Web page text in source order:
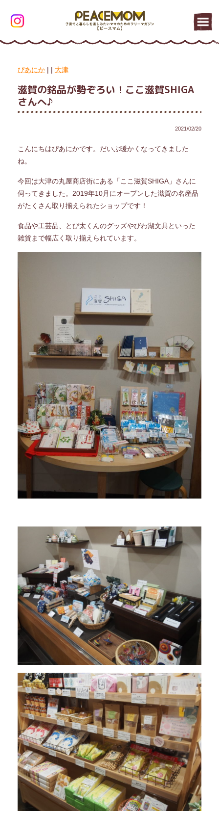
ぴあにか| | 大津
滋賀の銘品が勢ぞろい！ここ滋賀SHIGA
さんへ♪
2021/02/20
こんにちはぴあにかです。だいぶ暖かくなってきました
ね。
今回は大津の丸屋商店街にある「ここ滋賀SHIGA」さんに
伺ってきました。2019年10月にオープンした滋賀の名産品
がたくさん取り揃えられたショップです！
食品や工芸品、とび太くんのグッズやびわ湖文具といった
雑貨まで幅広く取り揃えられています。